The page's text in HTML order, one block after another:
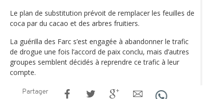
Le plan de substitution prévoit de remplacer les feuilles de
coca par du cacao et des arbres fruitiers.
La guérilla des Farc s’est engagée à abandonner le trafic
de drogue une fois l’accord de paix conclu, mais d’autres
groupes semblent décidés à reprendre ce trafic à leur
compte.
Partager